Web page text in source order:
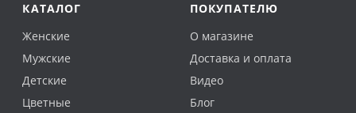
КАТАЛОГ
Женские
Мужские
Детские
Цветные
ПОКУПАТЕЛЮ
О магазине
Доставка и оплата
Видео
Блог